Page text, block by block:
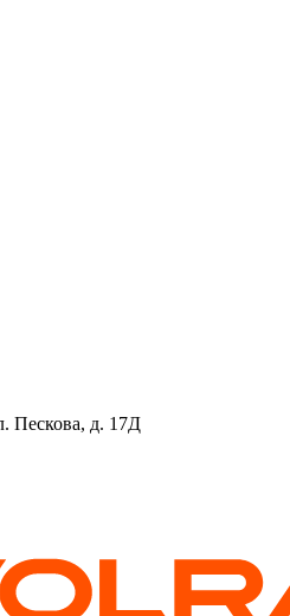
Пескова, д. 17Д